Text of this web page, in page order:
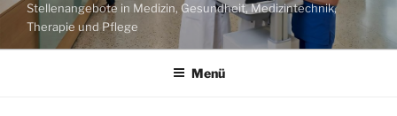
Stellenangebote in Medizin, Gesundheit, Medizintechnik,
Therapie und Pflege
Menü